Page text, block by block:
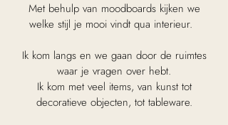
Met behulp van moodboards kijken we
welke stijl je mooi vindt qua interieur.
Ik kom langs en we gaan door de ruimtes
waar je vragen over hebt.
​Ik kom met veel items, van kunst tot
decoratieve objecten, tot tableware.